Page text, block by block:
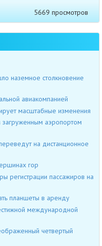
5669 просмотров
наземное столкновение
авиакомпанией
масштабные изменения
аэропортом
на дистанционное
гор
регистрации пассажиров на
планшеты в аренду
международной
четвертый